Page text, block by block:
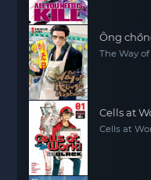
Ông
The Way
Cells at
Cells at